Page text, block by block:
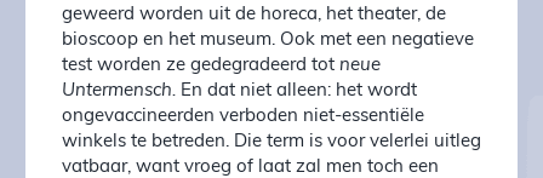
geweerd worden uit de horeca, het theater, de
bioscoop en het museum. Ook met een negatieve
test worden ze gedegradeerd tot neue
Untermensch. En dat niet alleen: het wordt
ongevaccineerden verboden niet-essentiële
winkels te betreden. Die term is voor velerlei uitleg
vatbaar, want vroeg of laat zal men toch een